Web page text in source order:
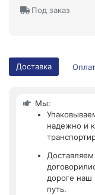
Под заказ
Доставка
Мы:
надежно и
дороге наш
путь.